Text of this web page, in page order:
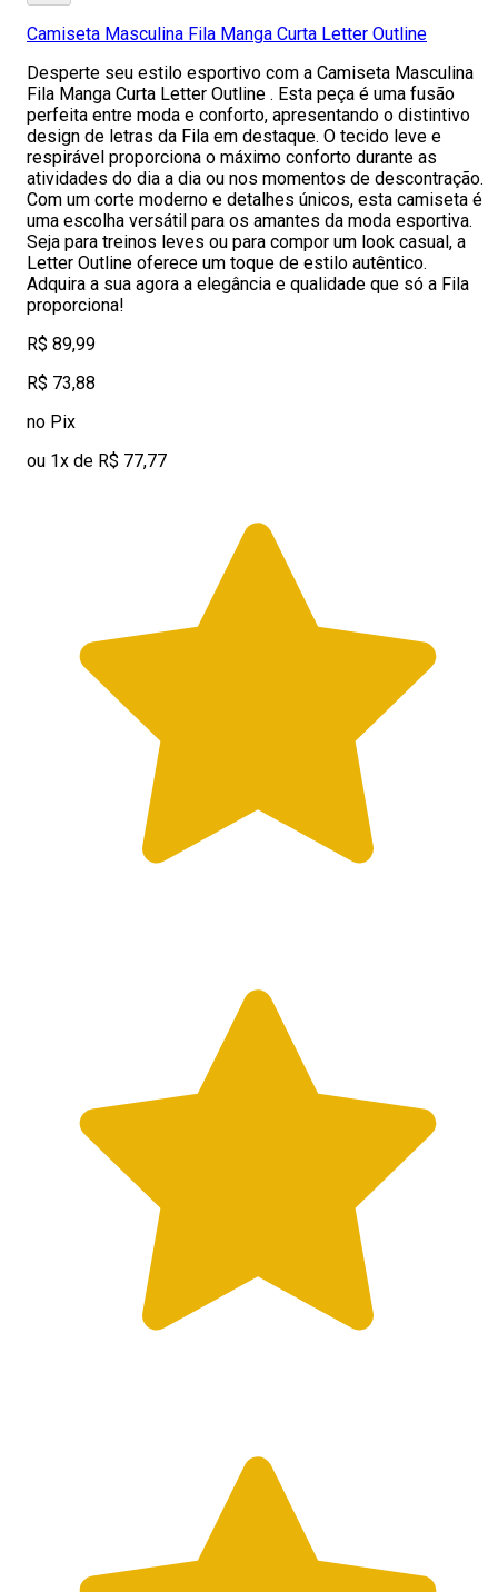
Camiseta Masculina Fila Manga Curta Letter Outline
Desperte seu estilo esportivo com a Camiseta Masculina
Fila Manga Curta Letter Outline . Esta peça é uma fusão
perfeita entre moda e conforto, apresentando o distintivo
design de letras da Fila em destaque. O tecido leve e
respirável proporciona o máximo conforto durante as
atividades do dia a dia ou nos momentos de descontração.
Com um corte moderno e detalhes únicos, esta camiseta é
uma escolha versátil para os amantes da moda esportiva.
Seja para treinos leves ou para compor um look casual, a
Letter Outline oferece um toque de estilo autêntico.
Adquira a sua agora a elegância e qualidade que só a Fila
proporciona!
R$ 89,99
R$ 73,88
no Pix
ou 1x de R$ 77,77